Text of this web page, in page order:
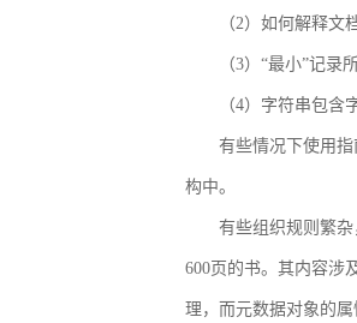
（2）如何解释文
（3）“最小”记录
（4）字符串包含
有些情况下使用
构中。
有些组织规则繁
600页的书。其内容涉
理，而元数据对象的